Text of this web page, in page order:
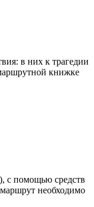
в них к трагедии
книжке
с помощью средств
необходимо